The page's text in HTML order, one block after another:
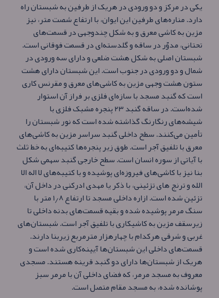
یکی در مرکز و دو ورودی در هریک از طرفین به شبستان راه
دارد. مناره‌های طرفین این ایوان، با ارتفاع شصت متر، نیز
مزین به کاشی معرق و به شکل چندوجهی در قسمت‌های
تحتانی، مدوّر در ساقه و گلدسته‌ای در قسمت فوقانی است.
شبستان اصلی به شکل هشت ضلعی و دارای سه ورودی در
شمال و دو ورودی در جنوب است. این شبستان دارای هشت
ستون هشت وجهی مزین به کاشی‌های معرق و مقرنس کاری
است که گنبد مسجد با سازه‌ای فلزی بر فراز آن استوار
شده‌است. در ساقه گنبد ۲۳ پنجره مشبک فلزی با
شیشه‌های رنگارنگ گذاشته شده‌ است که نور شبستان را
تأمین می‌کنند. سطح داخلی گنبد سراسر مزین به کاشی‌های
معرق با تلفیق آجر است. طوق زیر پنجره‌ها کتیبه‌ای به خط ثلث
با آیاتی از سوره انسان است. سطح خارجی گنبد سهمی شکل
بنا نیز با کاشی‌های فیروزه‌ای پوشیده و با کتیبه‌های لا اله الا
الله و ترنج‌ های تزئینی، با ذکر یا مهدی ادرکنی در داخل آن،
تزئین شده‌ است. ازاره داخلی مسجد تا ارتفاع ۱٫۸ متر با
سنگ مرمر پوشیده شده و بقیه قسمت‌های بدنه داخلی تا
زیرسقف مزین به کاشیکاری با تلفیق آجر است. شبستان‌های
غربی و شرقی هرکدام با چهارهزار مترمربع زیربنا دارند.
قسمت‌های داخلی این شبستان‌ها آیینه‌کاری شده‌ است و
هریک از شبستان‌ها دارای دو گنبد قرینه هستند. مسجدی
معروف به مسجد مرمر، که فضای داخلی آن با مرمر سبز
پوشانده شده، به مسجد مقام متصل است.